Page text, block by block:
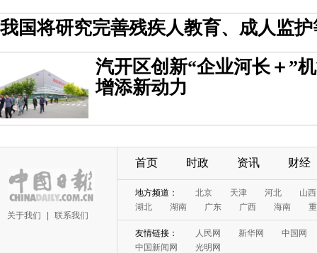
我国将研究完善残疾人教育、成人监
汽开区创新“企业河长＋”
增添新动力
关于我们 联系我们
首页 时政 资讯 财经
地方频道： 北京 天津 河北
山西
湖北
湖南 广东 广西 海南
友情链接： 人民网 新华网
中国网
中国新闻网
光明网